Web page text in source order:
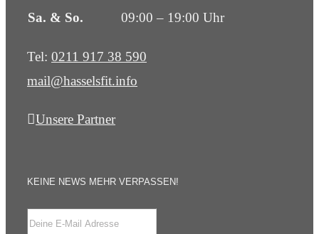
Sa. & So.
09:00 – 19:00 Uhr
Tel: 0211 917 38 590
mail@hasselsfit.info
Unsere Partner
KEINE NEWS MEHR VERPASSEN!